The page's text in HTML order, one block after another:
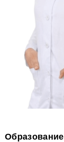
Образование